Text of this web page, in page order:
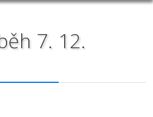
7. 12.